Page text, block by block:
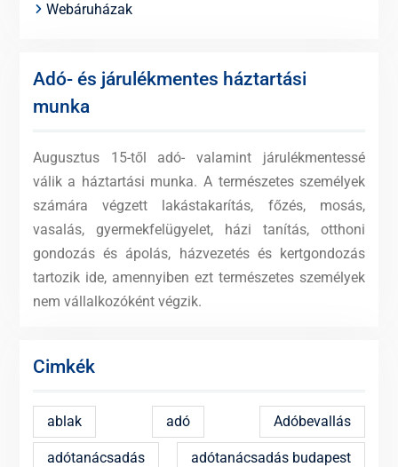
Webáruházak
Adó- és járulékmentes háztartási
munka
Augusztus 15-től adó- valamint járulékmentessé
válik a háztartási munka. A természetes személyek
számára végzett lakástakarítás, főzés, mosás,
vasalás, gyermekfelügyelet, házi tanítás, otthoni
gondozás és ápolás, házvezetés és kertgondozás
tartozik ide, amennyiben ezt természetes személyek
nem vállalkozóként végzik.
Cimkék
ablak adó Adóbevallás
adótanácsadás adótanácsadás budapest